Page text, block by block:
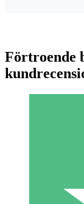
Betala per
Förtroende